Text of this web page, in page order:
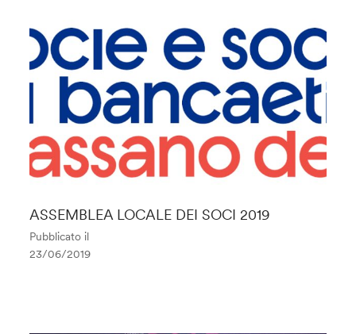
ASSEMBLEA LOCALE DEI SOCI 2019
Pubblicato il
23/06/2019